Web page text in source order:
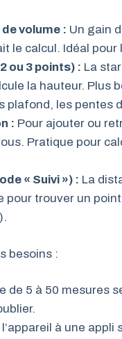
volume : Un gain
le calcul. Idéal
ou 3 points) : La
la hauteur. Plus
plafond, les pentes
: Pour ajouter ou
Pratique pour
« Suivi ») : La
pour trouver un
besoins :
de 5 à 50 mesures
à une appli